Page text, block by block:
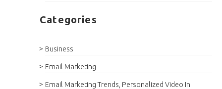
Categories
Business
Email Marketing
Email Marketing Trends, Personalized Video In